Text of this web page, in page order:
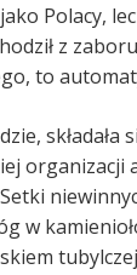
Polacy,
z
to
w